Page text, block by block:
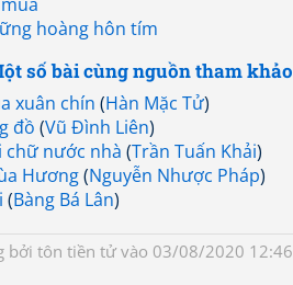
hoàng hôn tím
số bài cùng nguồn tham khảo
xuân chín (Hàn Mặc Tử)
đồ (Vũ Đình Liên)
chữ nước nhà (Trần Tuấn Khải)
Hương(Nguyễn Nhược Pháp)
(Bàng Bá Lân)
bởi tôn tiền tửvào 03/08/2020 12:46